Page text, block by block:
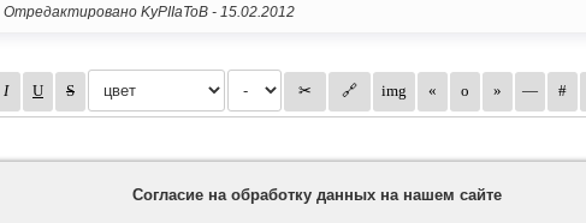
Отредактировано KyPIIaToB - 15.02.2012
Согласие на обработку данных на нашем сайте